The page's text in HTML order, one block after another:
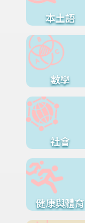
本土語
數學
社會
健康與體育